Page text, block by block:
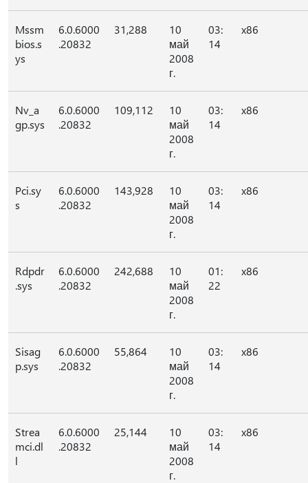
Mssm
bios.s
ys
6.0.6000
.20832
31,288
10
май
2008
г.
03:
14
x86
Nv_a
gp.sys
6.0.6000
.20832
109,112
10
май
2008
г.
03:
14
x86
Pci.sy
s
6.0.6000
.20832
143,928
10
май
2008
г.
03:
14
x86
Rdpdr
.sys
6.0.6000
.20832
242,688
10
май
2008
г.
01:
22
x86
Sisag
p.sys
6.0.6000
.20832
55,864
10
май
2008
г.
03:
14
x86
Strea
mci.dl
l
6.0.6000
.20832
25,144
10
май
2008
г.
03:
14
x86